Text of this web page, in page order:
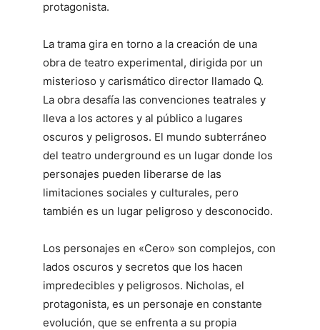
protagonista.
La trama gira en torno a la creación de una
obra de teatro experimental, dirigida por un
misterioso y carismático director llamado Q.
La obra desafía las convenciones teatrales y
lleva a los actores y al público a lugares
oscuros y peligrosos. El mundo subterráneo
del teatro underground es un lugar donde los
personajes pueden liberarse de las
limitaciones sociales y culturales, pero
también es un lugar peligroso y desconocido.
Los personajes en «Cero» son complejos, con
lados oscuros y secretos que los hacen
impredecibles y peligrosos. Nicholas, el
protagonista, es un personaje en constante
evolución, que se enfrenta a su propia